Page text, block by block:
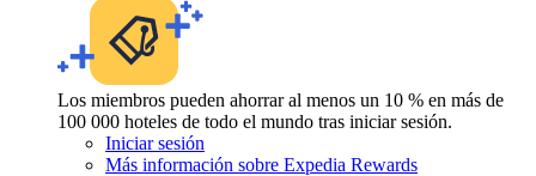
Los miembros pueden ahorrar al menos un 10 % en más de
100 000 hoteles de todo el mundo tras iniciar sesión.
Iniciar sesión
Más información sobre Expedia Rewards